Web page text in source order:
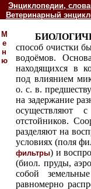
Энциклопедии,
Ветеринарный
М
е
н
ю
способ очистки
водоёмов.
находящихся в
под влиянием
о. с. в.
на задержание
осуществляют
отстойников.
разделяют на
условиях (поля
фильтры) и
(биол. пруды,
собой
равномерно